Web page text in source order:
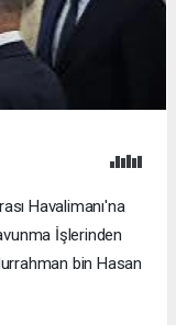
Havalimanı'na
İşlerinden
bin Hasan